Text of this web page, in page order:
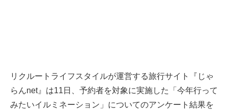
リクルートライフスタイルが運営する旅行サイト『じゃ
らんnet』は11日、予約者を対象に実施した「今年行って
みたいイルミネーション」についてのアンケート結果を